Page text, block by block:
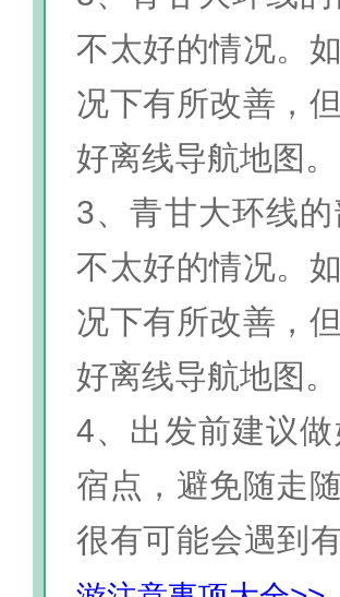
不太好的情况。
况下有所改善，
好离线导航地图。
3、青甘大环线
不太好的情况。
况下有所改善，
好离线导航地图。
4、出发前建议
宿点，避免随走
很有可能会遇到